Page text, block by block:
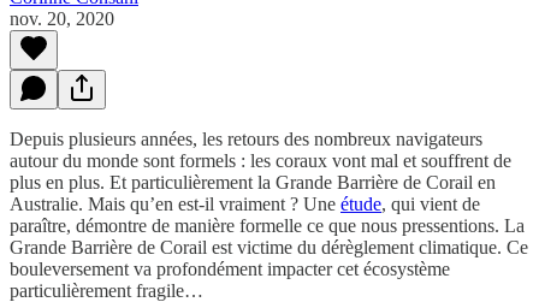
nov. 20, 2020
Depuis plusieurs années, les retours des nombreux navigateurs
autour du monde sont formels : les coraux vont mal et souffrent de
plus en plus. Et particulièrement la Grande Barrière de Corail en
Australie. Mais qu’en est-il vraiment ? Une étude, qui vient de
paraître, démontre de manière formelle ce que nous pressentions. La
Grande Barrière de Corail est victime du dérèglement climatique. Ce
bouleversement va profondément impacter cet écosystème
particulièrement fragile…